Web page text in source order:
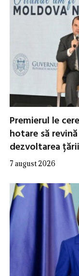
Premierul le
hotare să
dezvoltarea țării
7 august 2026